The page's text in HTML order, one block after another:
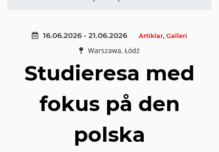
16.06.2026 - 21.06.2026 Artiklar, Galleri
Warszawa, Łódź
Studieresa med
fokus på den
polska